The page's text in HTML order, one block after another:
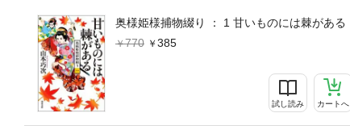
奥様姫様捕物綴り ： 1 甘いものには棘がある
770
385
試し読み カートへ